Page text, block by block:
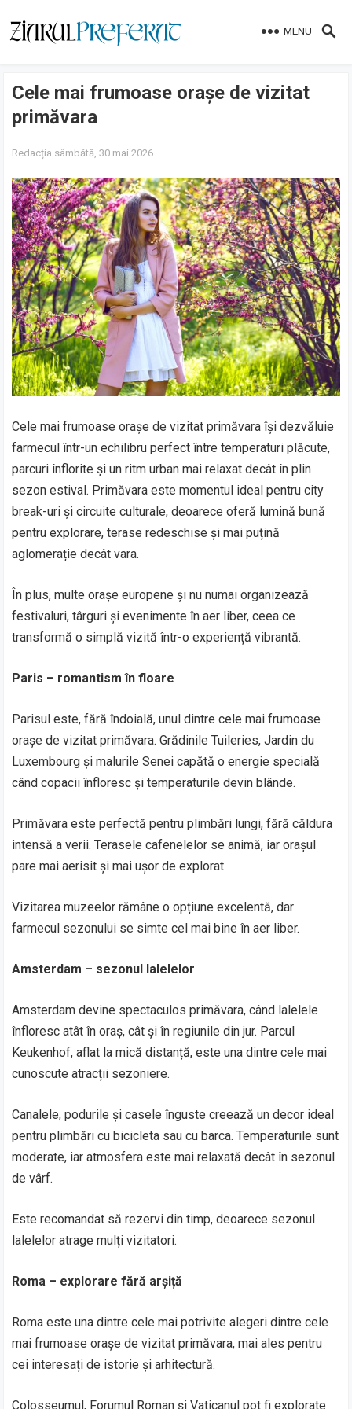
MENU
Cele mai frumoase orașe de vizitat
primăvara
Redacția sâmbătă, 30 mai 2026
Cele mai frumoase orașe de vizitat primăvara își dezvăluie
farmecul într-un echilibru perfect între temperaturi plăcute,
parcuri înflorite și un ritm urban mai relaxat decât în plin
sezon estival. Primăvara este momentul ideal pentru city
break-uri și circuite culturale, deoarece oferă lumină bună
pentru explorare, terase redeschise și mai puțină
aglomerație decât vara.
În plus, multe orașe europene și nu numai organizează
festivaluri, târguri și evenimente în aer liber, ceea ce
transformă o simplă vizită într-o experiență vibrantă.
Paris – romantism în floare
Parisul este, fără îndoială, unul dintre cele mai frumoase
orașe de vizitat primăvara. Grădinile Tuileries, Jardin du
Luxembourg și malurile Senei capătă o energie specială
când copacii înfloresc și temperaturile devin blânde.
Primăvara este perfectă pentru plimbări lungi, fără căldura
intensă a verii. Terasele cafenelelor se animă, iar orașul
pare mai aerisit și mai ușor de explorat.
Vizitarea muzeelor rămâne o opțiune excelentă, dar
farmecul sezonului se simte cel mai bine în aer liber.
Amsterdam – sezonul lalelelor
Amsterdam devine spectaculos primăvara, când lalelele
înfloresc atât în oraș, cât și în regiunile din jur. Parcul
Keukenhof, aflat la mică distanță, este una dintre cele mai
cunoscute atracții sezoniere.
Canalele, podurile și casele înguste creează un decor ideal
pentru plimbări cu bicicleta sau cu barca. Temperaturile sunt
moderate, iar atmosfera este mai relaxată decât în sezonul
de vârf.
Este recomandat să rezervi din timp, deoarece sezonul
lalelelor atrage mulți vizitatori.
Roma – explorare fără arșiță
Roma este una dintre cele mai potrivite alegeri dintre cele
mai frumoase orașe de vizitat primăvara, mai ales pentru
cei interesați de istorie și arhitectură.
Colosseumul, Forumul Roman și Vaticanul pot fi explorate